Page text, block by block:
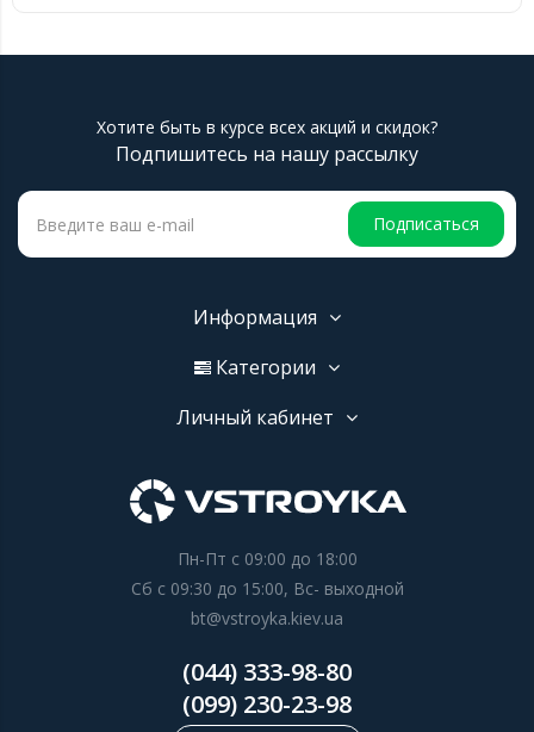
Хотите быть в курсе всех акций и скидок?
Подпишитесь на нашу рассылку
Подписаться
Информация
Категории
Личный кабинет
Пн-Пт с 09:00 до 18:00
Сб с 09:30 до 15:00, Вс- выходной
bt@vstroyka.kiev.ua
(044) 333-98-80
(099) 230-23-98